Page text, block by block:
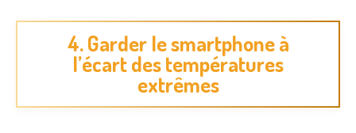
4. Garder le smartphone à
l’écart des températures
extrêmes